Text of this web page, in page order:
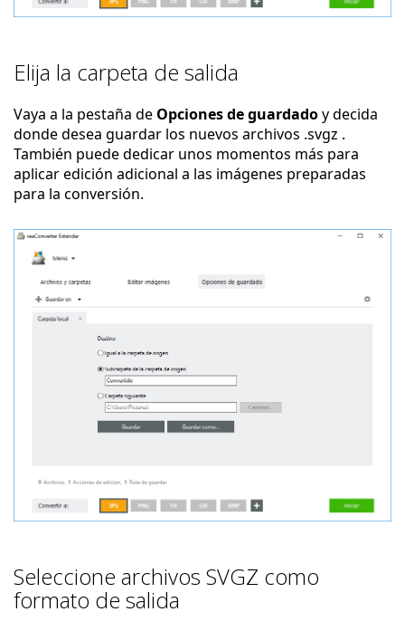
Elija la carpeta de salida
Vaya a la pestaña de Opciones de guardadoy decida
donde desea guardar los nuevos archivos .svgz .
También puede dedicar unos momentos más para
aplicar edición adicional a las imágenes preparadas
para la conversión.
Seleccione archivos SVGZ como
formato de salida